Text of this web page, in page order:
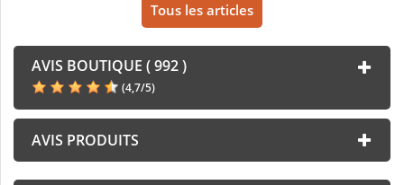
Tous les articles
AVIS BOUTIQUE ( 992 )
(4,7/5)
AVIS PRODUITS